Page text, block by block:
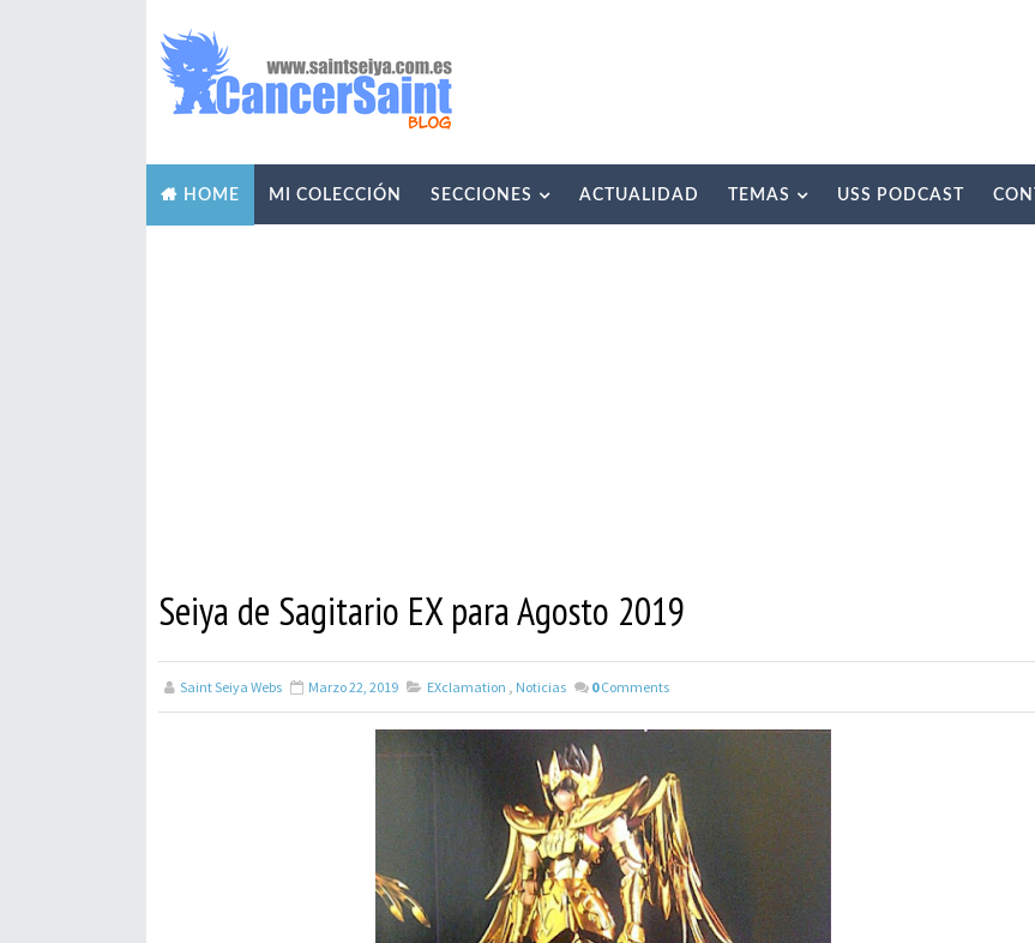
HOME MI COLECCIÓN SECCIONES ACTUALIDAD TEMAS USS PODCAST
Seiya de Sagitario EX para Agosto 2019
Saint Seiya Webs Marzo 22, 2019 EXclamation , Noticias 0 Comments